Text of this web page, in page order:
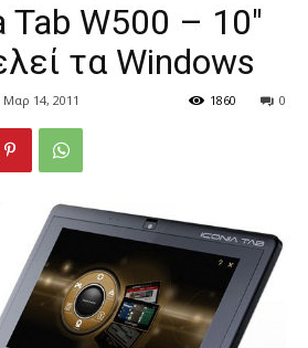
Tab W500 – 10″
τα Windows
Μαρ 14, 2011 0
1860